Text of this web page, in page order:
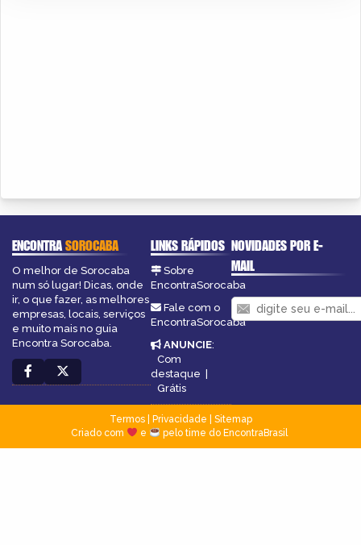
ENCONTRASOROCABA
O melhor de Sorocaba
num só lugar! Dicas, onde
ir, o que fazer, as melhores
empresas, locais, serviços
e muito mais no guia
Encontra Sorocaba.
LINKS RÁPIDOS
Sobre
EncontraSorocaba
Fale com o
EncontraSorocaba
ANUNCIE:
Com
destaque |
Grátis
NOVIDADES POR E-
MAIL
Termos| Privacidade
Sitemap
Criado com
e pelo time do EncontraBrasil